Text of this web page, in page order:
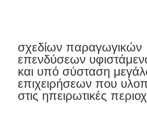
σχεδίων παραγωγικών
επενδύσεων
και υπό σύσταση
επιχειρήσεων που
στις ηπειρωτικές